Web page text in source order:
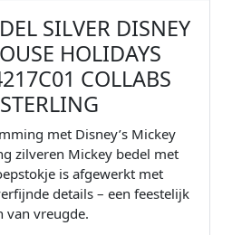
SILVER DISNEY
HOLIDAYS
COLLABS
met Disney’s Mickey
zilveren Mickey bedel met
is afgewerkt met
details – een feestelijk
van vreugde.